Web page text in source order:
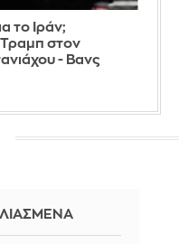
το Ιράν;
στον
- Βανς